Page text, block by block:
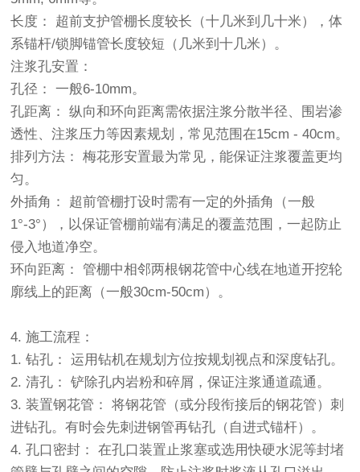
长度： 超前支护管棚长度较长（十几米到几十米），体
系锚杆/锁脚锚管长度较短（几米到十几米）。
注浆孔安置：
孔径： 一般6-10mm。
孔距离： 纵向和环向距离需依据注浆分散半径、围岩渗
透性、注浆压力等因素规划，常见范围在15cm - 40cm。
排列方法： 梅花形安置最为常见，能保证注浆覆盖更均
匀。
外插角： 超前管棚打设时需有一定的外插角（一般
1°-3°），以保证管棚前端有满足的覆盖范围，一起防止
侵入地道净空。
环向距离： 管棚中相邻两根钢花管中心线在地道开挖轮
廓线上的距离（一般30cm-50cm）。
4. 施工流程：
1. 钻孔： 运用钻机在规划方位按规划视点和深度钻孔。
2. 清孔： 铲除孔内岩粉和碎屑，保证注浆通道疏通。
3. 装置钢花管： 将钢花管（或分段衔接后的钢花管）刺
进钻孔。有时会先刺进钢管再钻孔（自进式锚杆）。
4. 孔口密封： 在孔口装置止浆塞或选用快硬水泥等封堵